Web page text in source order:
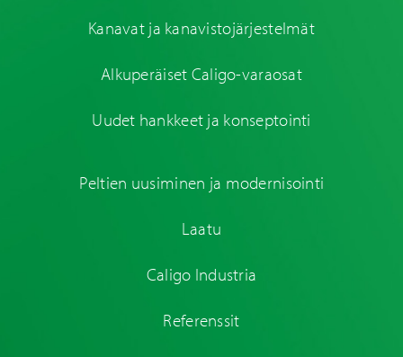
Kanavat ja kanavistojärjestelmät
Alkuperäiset Caligo-varaosat
Uudet hankkeet ja konseptointi
Peltien uusiminen ja modernisointi
Laatu
Caligo Industria
Referenssit